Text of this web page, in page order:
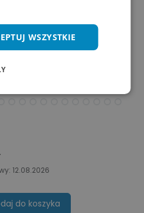
12.08.2026
do koszyka
WSZYSTKIE